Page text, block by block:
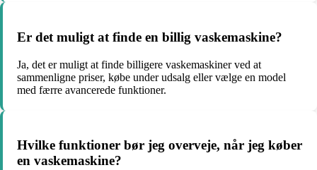
Er det muligt at finde en billig vaskemaskine?
Ja, det er muligt at finde billigere vaskemaskiner ved at
sammenligne priser, købe under udsalg eller vælge en model
med færre avancerede funktioner.
Hvilke funktioner bør jeg overveje, når jeg køber
en vaskemaskine?